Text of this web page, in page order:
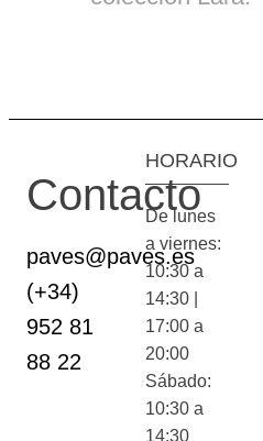
Contacto
paves@paves.es
(+34)
952 81
88 22
HORARIO
De lunes
a viernes:
10:30 a
14:30 |
17:00 a
20:00
Sábado:
10:30 a
14:30